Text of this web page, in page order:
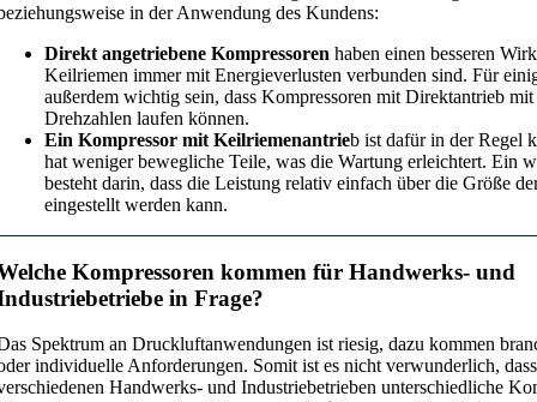
in der Anwendung des Kundens:
Direkt angetriebene Kompressoren haben einen besseren
Keilriemen immer mit Energieverlusten verbunden sind. Für
außerdem wichtig sein, dass Kompressoren mit Direktantrieb mit
Drehzahlen laufen können.
Ein Kompressor mit Keilriemenantrieb ist dafür in der Regel
hat weniger bewegliche Teile, was die Wartung erleichtert. Ein
besteht darin, dass die Leistung relativ einfach über die Größe
eingestellt werden kann.
Kompressoren kommen für Handwerks- und
in Frage?
Spektrum an Druckluftanwendungen ist riesig, dazu kommen
individuelle Anforderungen. Somit ist es nicht verwunderlich,
Handwerks- und Industriebetrieben unterschiedliche